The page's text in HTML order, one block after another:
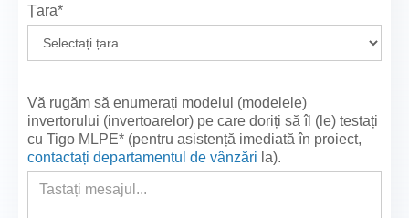
Țara*
Vă rugăm să enumerați modelul (modelele)
invertorului (invertoarelor) pe care doriți să îl (le) testați
cu Tigo MLPE* (pentru asistență imediată în proiect,
contactați departamentul de vânzări la).